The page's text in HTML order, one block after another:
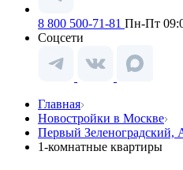
8 800 500-71-81 Пн-Пт
Соцсети
Главная
Новостройки в Москве
Первый Зеленоградский,
1-комнатные квартиры